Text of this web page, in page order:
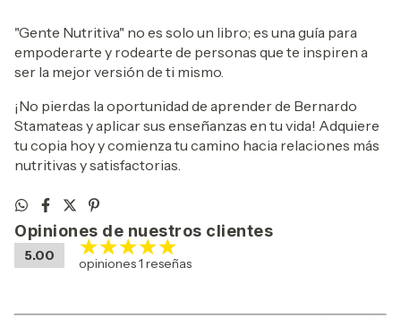
"Gente Nutritiva" no es solo un libro; es una guía para
empoderarte y rodearte de personas que te inspiren a
ser la mejor versión de ti mismo.
¡No pierdas la oportunidad de aprender de Bernardo
Stamateas y aplicar sus enseñanzas en tu vida! Adquiere
tu copia hoy y comienza tu camino hacia relaciones más
nutritivas y satisfactorias.
Opiniones de nuestros clientes
5.00 opiniones 1 reseñas